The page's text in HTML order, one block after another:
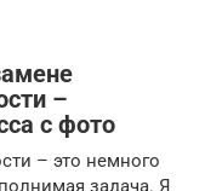
–
с фото
– это немного
задача. Я